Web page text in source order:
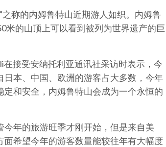
称的内姆鲁特山近期游人如织。内姆鲁
米的山顶上可以看到被列为世界遗产的巨
接受安纳托利亚通讯社采访时表示，今
本、中国、欧洲的游客占大多数，今年
和安全，内姆鲁特山会成为一个永恒的
年的旅游旺季才刚开始，但是来自美
希望今年的游客数量能较往年有大幅度